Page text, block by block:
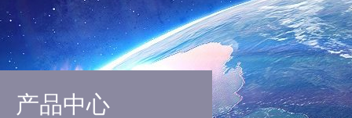
产品中心